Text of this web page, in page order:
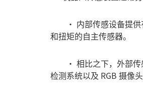
• 内部传感设备提供有
和扭矩的自主传感器。
• 相比之下，外部传感
检测系统以及 RGB 摄像